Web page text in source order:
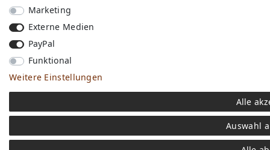
Marketing
Externe Medien
PayPal
Funktional
Weitere Einstellungen
Alle
Auswahl